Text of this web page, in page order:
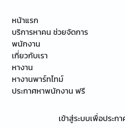
หน้าแรก
บริการหาคน ช่วยจัดการ
พนักงาน
เกี่ยวกับเรา
หางาน
หางานพาร์ทไทม์
ประกาศหาพนักงาน ฟรี
เข้าสู่ระบบเพื่อประก